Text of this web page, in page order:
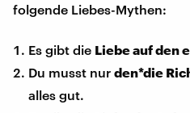
folgende Liebes-Mythen:
Es gibt die Liebe auf den
Du musst nurden*die
alles gut.